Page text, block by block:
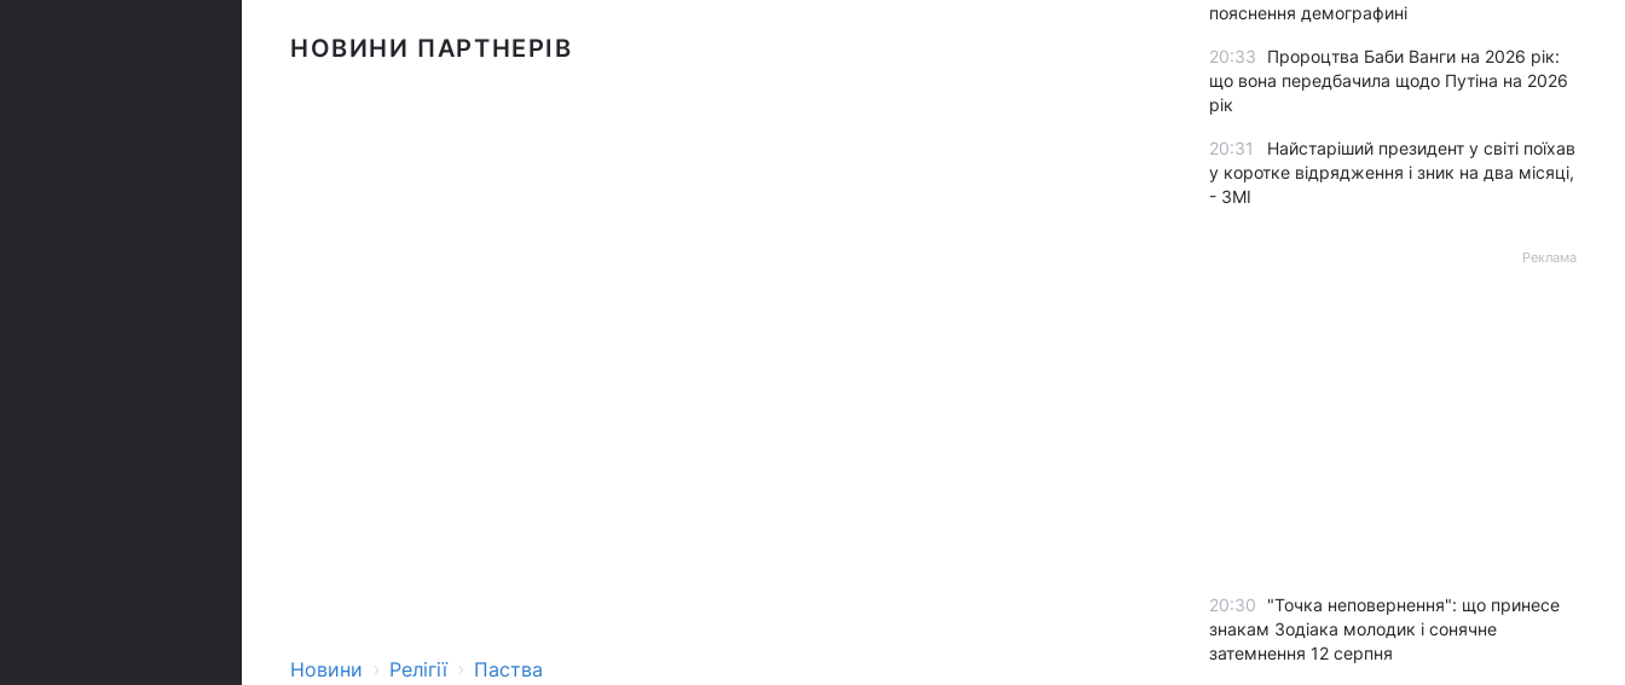
НОВИНИ ПАРТНЕРІВ
Новини › Релігії › Паства
пояснення демографині
20:33
Пророцтва Баби Ванги на 2026 рік:
що вона передбачила щодо Путіна на 2026
рік
20:31
Найстаріший президент у світі поїхав
у коротке відрядження і зник на два місяці,
- ЗМІ
Реклама
20:30
"Точка неповернення": що принесе
знакам Зодіака молодик і сонячне
затемнення 12 серпня